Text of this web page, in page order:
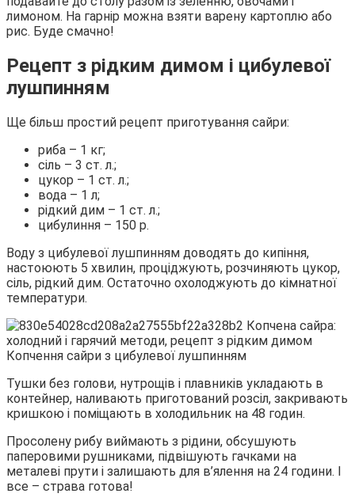
лимоном. На гарнір можна взяти варену картоплю або
рис. Буде смачно!
Рецепт з рідким димом і цибулевої
лушпинням
Ще більш простий рецепт приготування сайри:
риба – 1 кг;
сіль – 3 ст. л.;
цукор – 1 ст. л.;
вода – 1 л;
рідкий дим – 1 ст. л.;
цибулиння – 150 р.
Воду з цибулевої лушпинням доводять до кипіння,
настоюють 5 хвилин, проціджують, розчиняють цукор,
сіль, рідкий дим. Остаточно охолоджують до кімнатної
температури.
Копчення сайри з цибулевої лушпинням
Тушки без голови, нутрощів і плавників укладають в
контейнер, наливають приготований розсіл, закривають
кришкою і поміщають в холодильник на 48 годин.
Просолену рибу виймають з рідини, обсушують
паперовими рушниками, підвішують гачками на
металеві прути і залишають для в’ялення на 24 години. І
все – страва готова!